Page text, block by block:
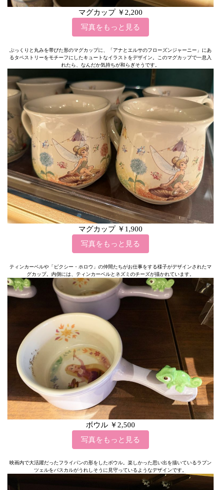
マグカップ ￥2,200
写真をもっと見る
ぷっくりと丸みを帯びた形のマグカップに、「アナとエルサのフローズンジャーニー」にあ
るタペストリーをモチーフにしたキュートなイラストをデザイン。このマグカップで一息入
れたら、なんだか気持ちが和らぎそうです。
マグカップ ￥1,900
写真をもっと見る
ティンカーベルや「ピクシー・ホロウ」の仲間たちがお仕事をする様子がデザインされたマ
グカップ。内側には、ティンカーベルとネズミのチーズが描かれています。
ボウル ￥2,500
写真をもっと見る
映画内で大活躍だったフライパンの形をしたボウル。楽しかった思い出を描いているラプン
ツェルをパスカルがうれしそうに見守っているようなデザインです。